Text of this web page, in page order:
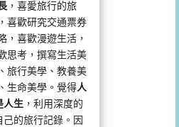
，喜愛旅行的旅
喜歡研究交通票券
，喜歡漫遊生活，
思考，撰寫生活美
旅行美學、教養美
生命美學。覺得人
人生 ，利用深度的
的旅行記錄。因